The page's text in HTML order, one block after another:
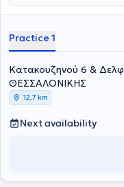
full range of dental
extractions, wisdom tooth
method, periodontology,
well as facial mesotherapy.
Practice 1
Κατακουζηνού 6 &
ΘΕΣΣΑΛΟΝΙΚΗΣ
12,7 km
Next availability